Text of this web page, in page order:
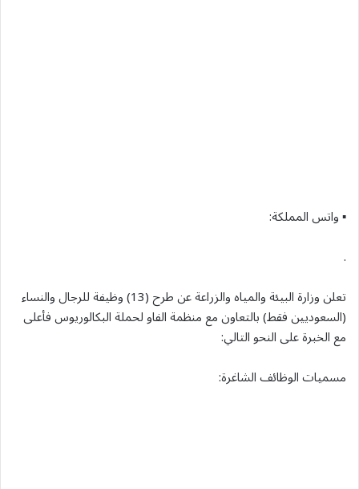
▪︎ واتس المملكة:
.
تعلن وزارة البيئة والمياه والزراعة عن طرح (13) وظيفة للرجال والنساء
(السعوديين فقط) بالتعاون مع منظمة الفاو لحملة البكالوريوس فأعلى
مع الخبرة على النحو التالي:
مسميات الوظائف الشاغرة: